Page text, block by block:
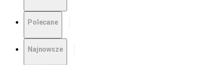
Polecane
Najnowsze